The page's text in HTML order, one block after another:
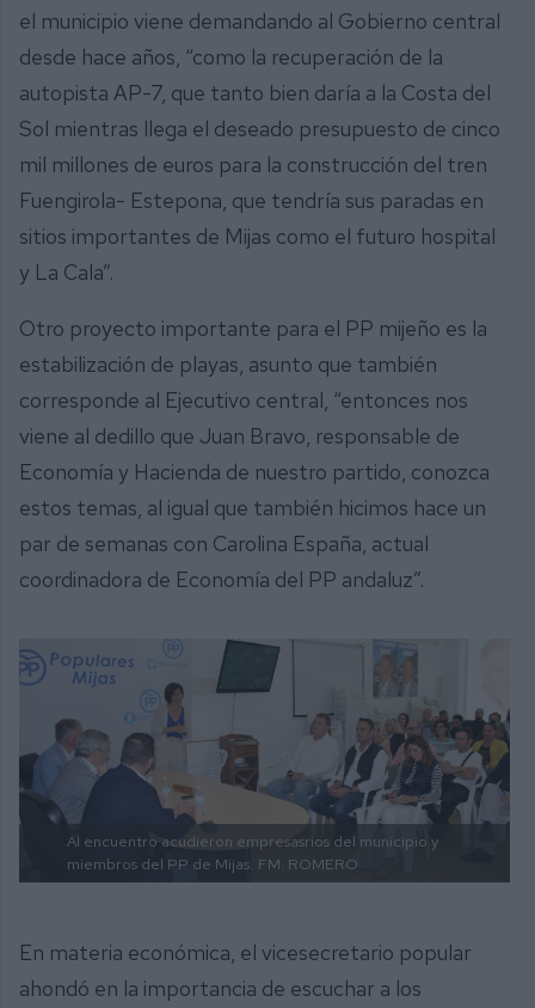
el municipio viene demandando al Gobierno central
desde hace años, “como la recuperación de la
autopista AP-7, que tanto bien daría a la Costa del
Sol mientras llega el deseado presupuesto de cinco
mil millones de euros para la construcción del tren
Fuengirola- Estepona, que tendría sus paradas en
sitios importantes de Mijas como el futuro hospital
y La Cala”.
Otro proyecto importante para el PP mijeño es la
estabilización de playas, asunto que también
corresponde al Ejecutivo central, “entonces nos
viene al dedillo que Juan Bravo, responsable de
Economía y Hacienda de nuestro partido, conozca
estos temas, al igual que también hicimos hace un
par de semanas con Carolina España, actual
coordinadora de Economía del PP andaluz”.
Al encuentro acudieron empresasrios del municipio y
miembros del PP de Mijas. FM. ROMERO
En materia económica, el vicesecretario popular
ahondó en la importancia de escuchar a los